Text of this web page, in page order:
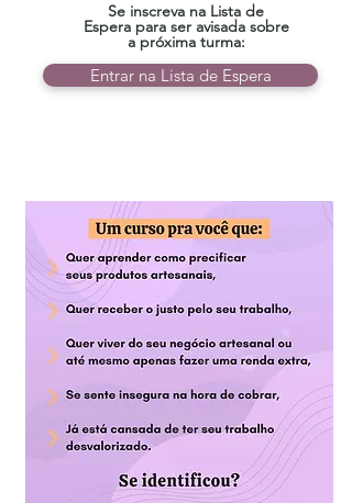
Se inscreva na Lista de
Espera para ser avisada sobre
a próxima turma:
Entrar na Lista de Espera